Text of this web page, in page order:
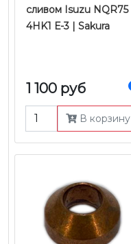
сливом Isuzu NQR75
4HK1 Е-3 | Sakura
1 100 руб
В корзину